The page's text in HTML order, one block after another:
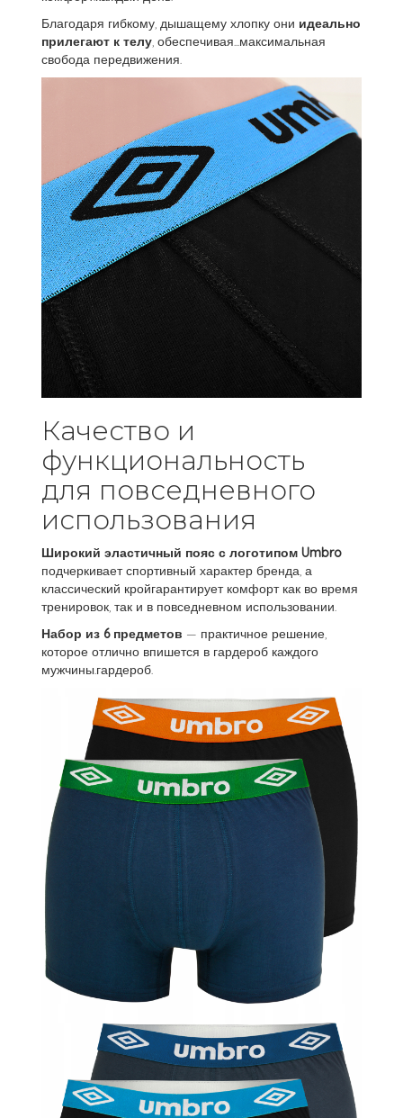
Благодаря гибкому, дышащему хлопку они идеально
прилегают к телу, обеспечивая...максимальная
свобода передвижения.
Качество и
функциональность
для повседневного
использования
Широкий эластичный пояс с логотипом Umbro
подчеркивает спортивный характер бренда, а
классический кройгарантирует комфорт как во время
тренировок, так и в повседневном использовании.
Набор из 6 предметов — практичное решение,
которое отлично впишется в гардероб каждого
мужчины.гардероб.